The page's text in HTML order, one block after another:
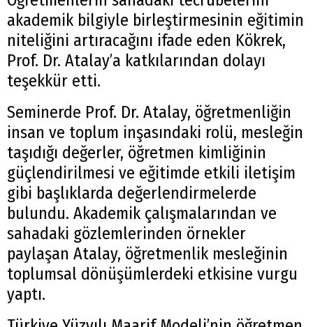
akademik bilgiyle birleştirmesinin eğitimin
niteliğini artıracağını ifade eden Kökrek,
Prof. Dr. Atalay’a katkılarından dolayı
teşekkür etti.
Seminerde Prof. Dr. Atalay, öğretmenliğin
insan ve toplum inşasındaki rolü, mesleğin
taşıdığı değerler, öğretmen kimliğinin
güçlendirilmesi ve eğitimde etkili iletişim
gibi başlıklarda değerlendirmelerde
bulundu. Akademik çalışmalarından ve
sahadaki gözlemlerinden örnekler
paylaşan Atalay, öğretmenlik mesleğinin
toplumsal dönüşümlerdeki etkisine vurgu
yaptı.